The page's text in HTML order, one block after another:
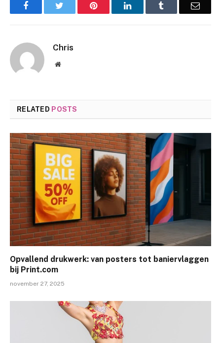
Facebook Pinterest LinkedIn Email
Chris
Website
RELATED POSTS
Opvallend drukwerk: van posters tot baniervlaggen
bij Print.com
november 27, 2025